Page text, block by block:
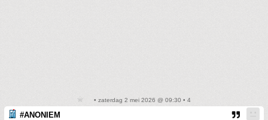
• zaterdag 2 mei 2026 @ 09:30 • 4
#ANONIEM